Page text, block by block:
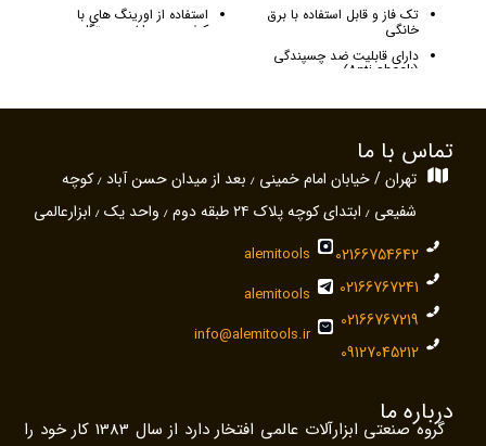
تک فاز و قابل استفاده با برق
خانگی
دارای قابلیت ضد چسپندگی
(Anti shock)
جهت حمل آسان
مناسب جهت مصارف خانگی و
نیمه صنعتی
دارای صفحه نمایش دیجیتال
جهت تنظیم شدت جریان
مجهز به ولوم arc force
جهت بالا بردن کیفیت
جوشکاری
استفاده از اورینگ های با
کیفیت در ساخت دستگاه
تماس با ما
تهران / خیابان امام خمینی ٫ بعد از میدان حسن آباد ٫ کوچه
شفیعی ٫ ابتدای کوچه پلاک ۲۴ طبقه دوم ٫ واحد یک ٫ ابزارعالمی
02166754642
02166767241
02166767219
09127045212
alemitools
alemitools
info@alemitools.ir
درباره ما
گروه صنعتی ابزارآلات عالمی افتخار دارد از سال 1383 کار خود را